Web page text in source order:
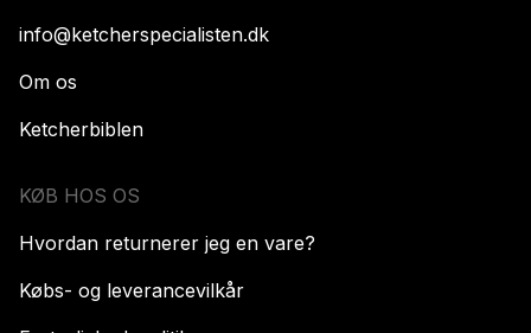
info@ketcherspecialisten.dk
Om os
Ketcherbiblen
KØB HOS OS
Hvordan returnerer jeg en vare?
Købs- og leverancevilkår